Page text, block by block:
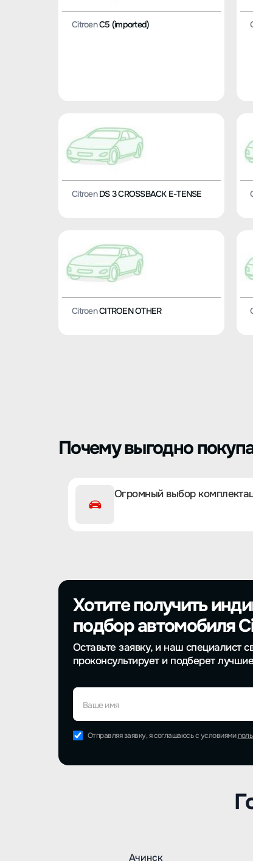
CitroenC5 (imported)
CitroenDS 3 CROSSBACK E-TENSE
CitroenCITROEN OTHER
Почему выгодно
Огромный выбор
Хотите получить
подбор автомобиля
Оставьте заявку, и наш специалист
проконсультирует и подберет
Ваше имя
Отправляя заявку, я соглашаюсь с условиями
Ачинск